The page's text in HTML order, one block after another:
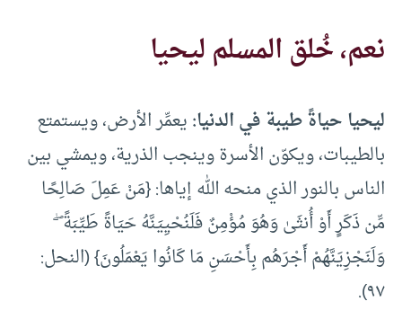
نعم، خُلق المسلم ليحيا
ليحيا حياةً طيبة في الدنيا:يعمِّر الأرض، ويستمتع
بالطيبات، ويكوّن الأسرة وينجب الذرية، ويمشي بين
الناس بالنور الذي منحه الله إياها: {مَنْ عَمِلَ صَالِحًا
مِّن ذَكَرٍ أَوْ أُنثَىٰ وَهُوَ مُؤْمِنٌ فَلَنُحْيِيَنَّهُ حَيَاةً طَيِّبَةً ۖ
وَلَنَجْزِيَنَّهُمْ أَجْرَهُم بِأَحْسَنِ مَا كَانُوا يَعْمَلُونَ} (النحل:
٩٧).